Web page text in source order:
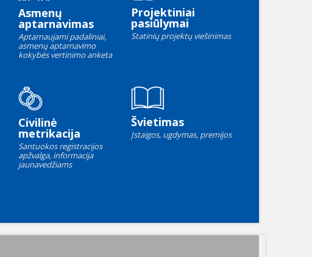
Asmenų
aptarnavimas
Aptarnaujami padaliniai,
asmenų aptarnavimo
kokybės vertinimo anketa
Projektiniai
pasiūlymai
Statinių projektų viešinimas
Civilinė
metrikacija
Santuokos registracijos
apžvalga, informacija
jaunavedžiams
Švietimas
Įstaigos, ugdymas, premijos